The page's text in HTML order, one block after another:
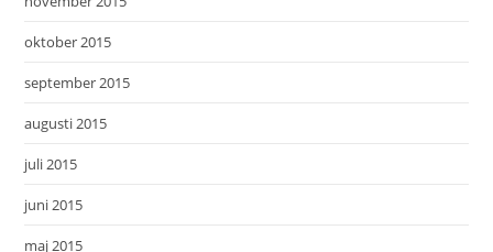
oktober 2015
september 2015
augusti 2015
juli 2015
juni 2015
maj 2015